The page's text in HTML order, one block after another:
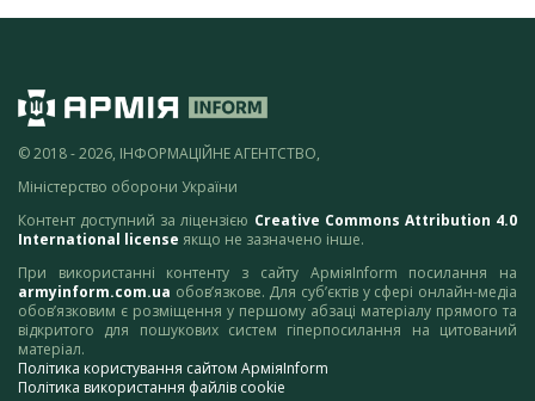
© 2018 - 2026, ІНФОРМАЦІЙНЕ АГЕНТСТВО,
Міністерство оборони України
Контент доступний за ліцензією Creative Commons Attribution 4.0
International license якщо не зазначено інше.
При використанні контенту з сайту АрміяInform посилання на
armyinform.com.ua обов’язкове. Для суб’єктів у сфері онлайн-медіа
обов’язковим є розміщення у першому абзаці матеріалу прямого та
відкритого для пошукових систем гіперпосилання на цитований
матеріал.
Політика користування сайтом АрміяInform
Політика використання файлів cookie